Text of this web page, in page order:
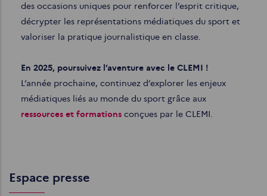
des occasions uniques pour renforcer l’esprit critique,
décrypter les représentations médiatiques du sport et
valoriser la pratique journalistique en classe.
En 2025, poursuivez l’aventure avec le CLEMI !
L’année prochaine, continuez d’explorer les enjeux
médiatiques liés au monde du sport grâce aux
ressources et formations conçues par le CLEMI.
Espace presse